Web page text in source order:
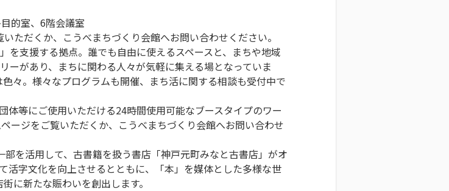
的室、6階会議室
ただくか、こうべまちづくり会館へお問い合わせください。
を支援する拠点。誰でも自由に使えるスペースと、まちや地域
ーがあり、まちに関わる人々が気軽に集える場となっていま
々。様々なプログラムも開催、まち活に関する相談も受付中で
体等にご使用いただける24時間使用可能なブースタイプのワー
ージをご覧いただくか、こうべまちづくり会館へお問い合わせ
を活用して、古書籍を扱う書店「神戸元町みなと古書店」がオ
活字文化を向上させるとともに、「本」を媒体とした多様な世
に新たな賑わいを創出します。